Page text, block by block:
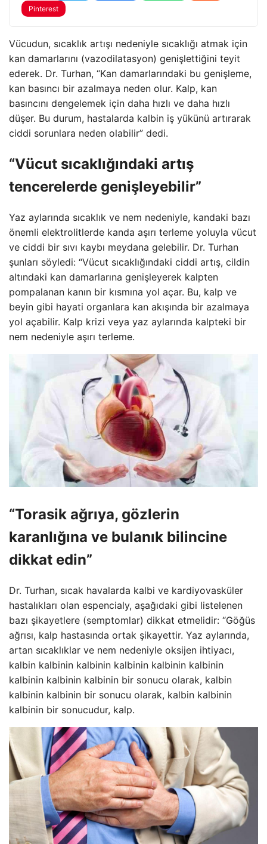
Pinterest
Vücudun, sıcaklık artışı nedeniyle sıcaklığı atmak için
kan damarlarını (vazodilatasyon) genişlettiğini teyit
ederek. Dr. Turhan, “Kan damarlarındaki bu genişleme,
kan basıncı bir azalmaya neden olur. Kalp, kan
basıncını dengelemek için daha hızlı ve daha hızlı
düşer. Bu durum, hastalarda kalbin iş yükünü artırarak
ciddi sorunlara neden olabilir” dedi.
“Vücut sıcaklığındaki artış
tencerelerde genişleyebilir”
Yaz aylarında sıcaklık ve nem nedeniyle, kandaki bazı
önemli elektrolitlerde kanda aşırı terleme yoluyla vücut
ve ciddi bir sıvı kaybı meydana gelebilir. Dr. Turhan
şunları söyledi: “Vücut sıcaklığındaki ciddi artış, cildin
altındaki kan damarlarına genişleyerek kalpten
pompalanan kanın bir kısmına yol açar. Bu, kalp ve
beyin gibi hayati organlara kan akışında bir azalmaya
yol açabilir. Kalp krizi veya yaz aylarında kalpteki bir
nem nedeniyle aşırı terleme.
“Torasik ağrıya, gözlerin
karanlığına ve bulanık bilincine
dikkat edin”
Dr. Turhan, sıcak havalarda kalbi ve kardiyovasküler
hastalıkları olan espencialy, aşağıdaki gibi listelenen
bazı şikayetlere (semptomlar) dikkat etmelidir: “Göğüs
ağrısı, kalp hastasında ortak şikayettir. Yaz aylarında,
artan sıcaklıklar ve nem nedeniyle oksijen ihtiyacı,
kalbin kalbinin kalbinin kalbinin kalbinin kalbinin
kalbinin kalbinin kalbinin bir sonucu olarak, kalbin
kalbinin kalbinin bir sonucu olarak, kalbin kalbinin
kalbinin bir sonucudur, kalp.